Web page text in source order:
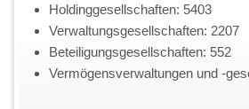
Holdinggesellschaften: 5403
Verwaltungsgesellschaften: 2207
Beteiligungsgesellschaften: 552
Vermögensverwaltungen und -